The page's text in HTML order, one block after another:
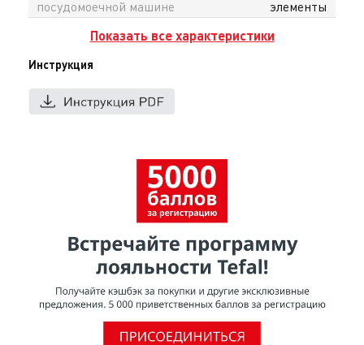
посудомоечной машине
элементы
Показать все характеристики
Инструкция